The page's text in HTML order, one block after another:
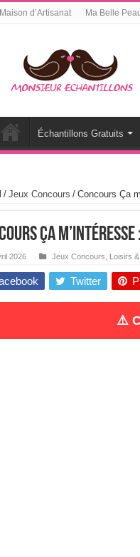
Maison d’Artisanat Ma Belle
Échantillons Gratuits
/ Jeux Concours / Concours Ça
Ça
2026 Jeux Concours Loisirs
Twitter
⚠️